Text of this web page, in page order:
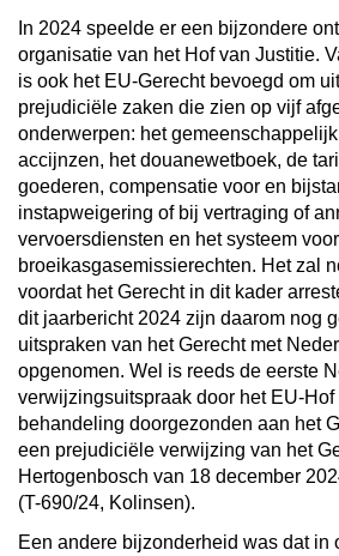
In 2024 speelde er een bijzondere
organisatie van het Hof van Justitie.
is ook het EU-Gerecht bevoegd om
prejudiciële zaken die zien op vijf
onderwerpen: het
accijnzen, het douanewetboek, de
goederen, compensatie voor en
instapweigering of bij vertraging of
vervoersdiensten en het systeem
broeikasgasemissierechten. Het zal
voordat het Gerecht in dit kader
dit jaarbericht 2024 zijn daarom nog
uitspraken van het Gerecht met
opgenomen. Wel is reeds de eerste
verwijzingsuitspraak door het EU-Hof
behandeling doorgezonden aan het
een prejudiciële verwijzing van het
Hertogenbosch van 18 december
(T-690/24, Kolinsen).
Een andere bijzonderheid was dat in